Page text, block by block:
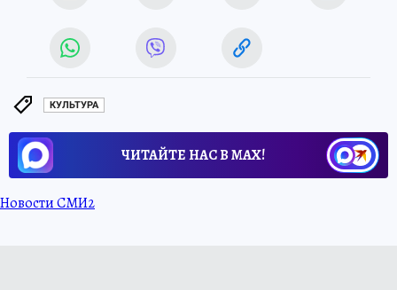
КУЛЬТУРА
ЧИТАЙТЕ НАС В МАХ!
Новости СМИ2